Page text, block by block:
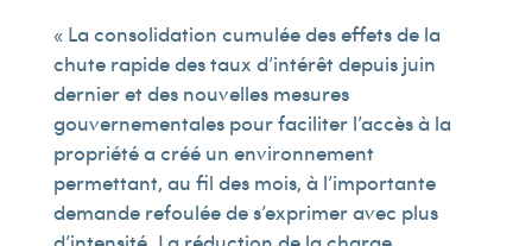
« La consolidation cumulée des effets de la
chute rapide des taux d’intérêt depuis juin
dernier et des nouvelles mesures
gouvernementales pour faciliter l’accès à la
propriété a créé un environnement
permettant, au fil des mois, à l’importante
demande refoulée de s’exprimer avec plus